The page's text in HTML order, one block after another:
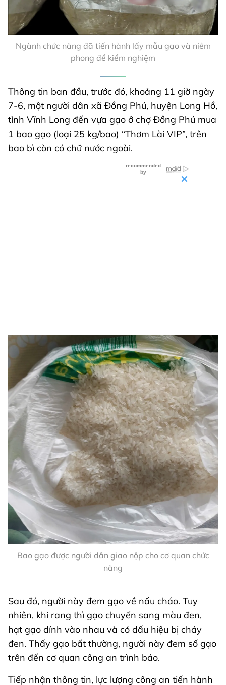
Ngành chức năng đã tiến hành lấy mẫu gạo và niêm
phong để kiểm nghiệm
Thông tin ban đầu, trước đó, khoảng 11 giờ ngày
7-6, một người dân xã Đồng Phú, huyện Long Hồ,
tỉnh Vĩnh Long đến vựa gạo ở chợ Đồng Phú mua
1 bao gạo (loại 25 kg/bao) “Thơm Lài VIP”, trên
bao bì còn có chữ nước ngoài.
Bao gạo được người dân giao nộp cho cơ quan chức
năng
Sau đó, người này đem gạo về nấu cháo. Tuy
nhiên, khi rang thì gạo chuyển sang màu đen,
hạt gạo dính vào nhau và có dấu hiệu bị cháy
đen. Thấy gạo bất thường, người này đem số gạo
trên đến cơ quan công an trình báo.
Tiếp nhận thông tin, lực lượng công an tiến hành